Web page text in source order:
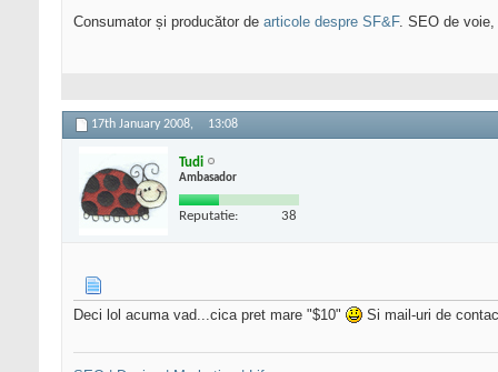
Consumator și producător de articole despre SF&F. SEO de voie,
17th January 2008, 13:08
Tudi
Ambasador
Reputatie: 38
Deci lol acuma vad...cica pret mare "$10" Si mail-uri de